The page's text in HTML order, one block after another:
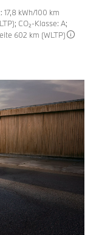
kWh/100 km
CO₂-Klasse: A;
602 km (WLTP)